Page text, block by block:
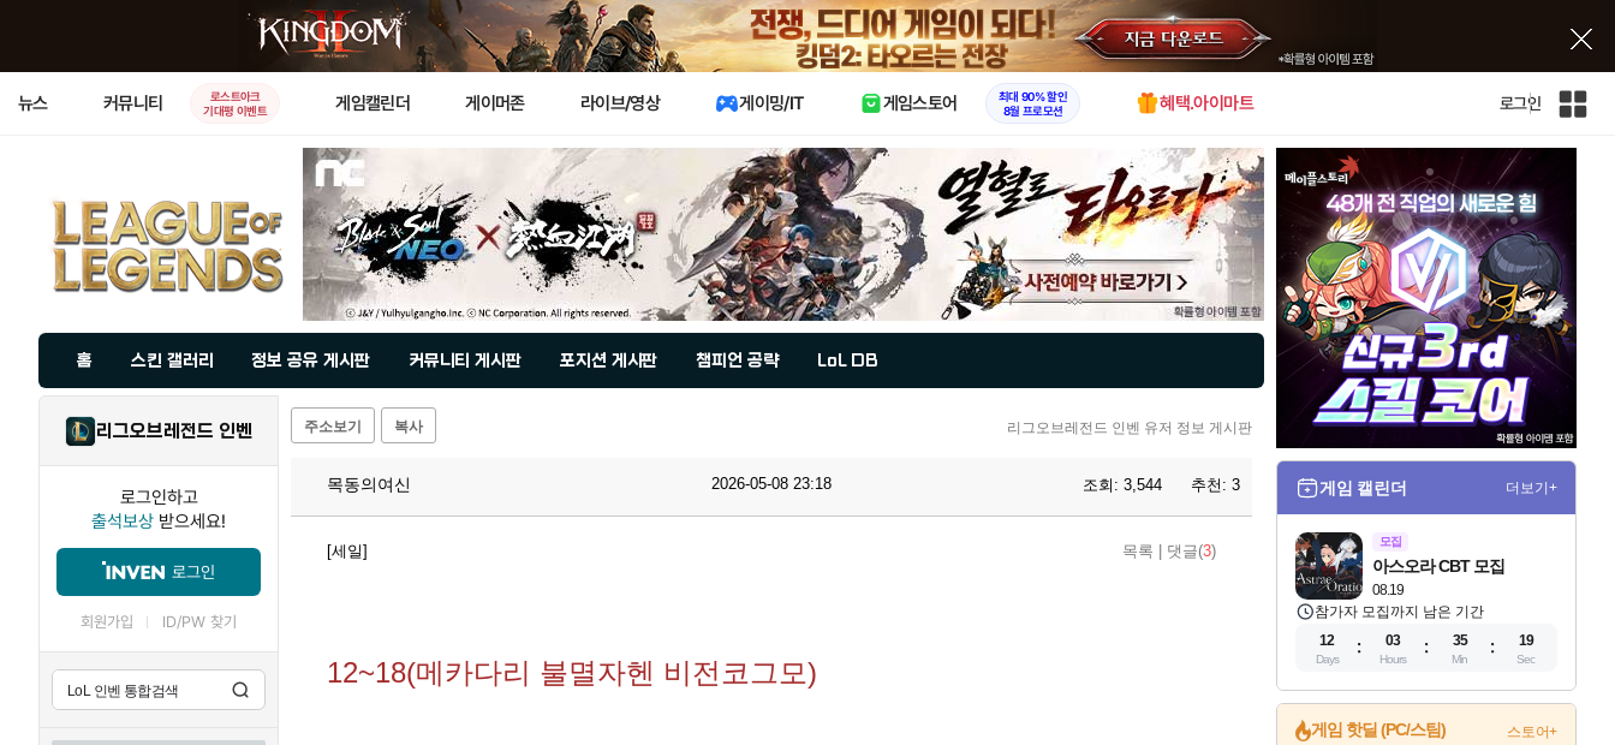
X
뉴스 커뮤니티
로스트아크
기대평 이벤트
게임캘린더 게이머존 라이브/영상 게이밍/IT 게임스토어
최대 90% 할인
8월 프로모션
혜택.아이마트 로그인
인
홈 스킨 갤러리 정보 공유 게시판 커뮤니티 게시판 포지션 게시판 챔피언 공략 LoL DB
리그오브레전드 인벤
로그인하고
출석보상 받으세요!
로그인
회원가입 ID/PW 찾기
주소보기 복사 리그오브레전드 인벤 유저 정보 게시판
목동의여신 2026-05-08 23:18 조회: 3,544 추천: 3
[세일] 목록 댓글(3)
12~18(메카다리 불멸자헨 비전코그모)
게임 캘린더 더보기+
모집
08.19
아스오라 CBT 모집
참가자 모집까지 남은 기간
12
Days
03
Hours
35
Min
18
Sec
게임 핫딜 (PC/스팀) 스토어+